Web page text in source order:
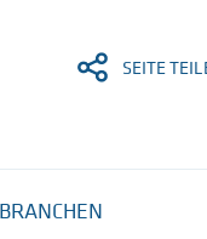
SEITE
BRANCHEN